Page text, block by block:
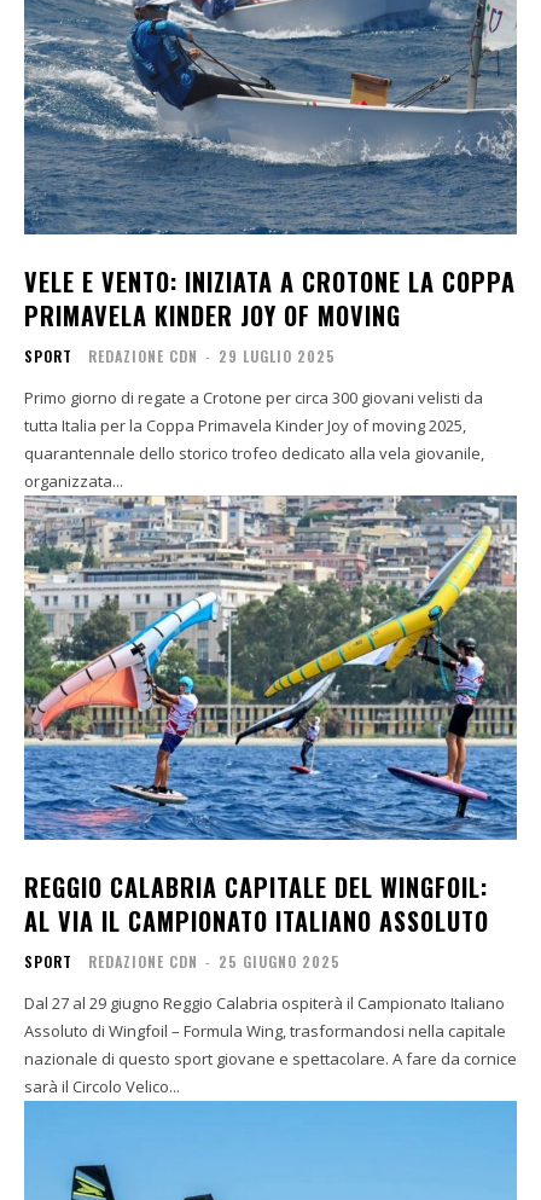
VELE E VENTO: INIZIATA A CROTONE LA COPPA
PRIMAVELA KINDER JOY OF MOVING
SPORT REDAZIONE CDN - 29 LUGLIO 2025
Primo giorno di regate a Crotone per circa 300 giovani velisti da
tutta Italia per la Coppa Primavela Kinder Joy of moving 2025,
quarantennale dello storico trofeo dedicato alla vela giovanile,
organizzata...
REGGIO CALABRIA CAPITALE DEL WINGFOIL:
AL VIA IL CAMPIONATO ITALIANO ASSOLUTO
SPORT REDAZIONE CDN - 25 GIUGNO 2025
Dal 27 al 29 giugno Reggio Calabria ospiterà il Campionato Italiano
Assoluto di Wingfoil – Formula Wing, trasformandosi nella capitale
nazionale di questo sport giovane e spettacolare. A fare da cornice
sarà il Circolo Velico...